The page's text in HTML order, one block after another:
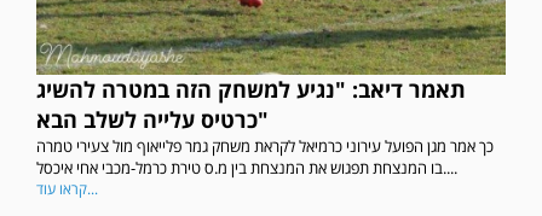
תאמר דיאב: "נגיע למשחק הזה במטרה להשיג
כרטיס עלייה לשלב הבא"
כך אמר מגן הפועל עירוני כרמיאל לקראת משחק גמר פלייאוף מול צעירי טמרה
בו המנצחת תפגוש את המנצחת בין מ.ס טירת כרמל-מכבי אחי איכסל....
קראו עוד...